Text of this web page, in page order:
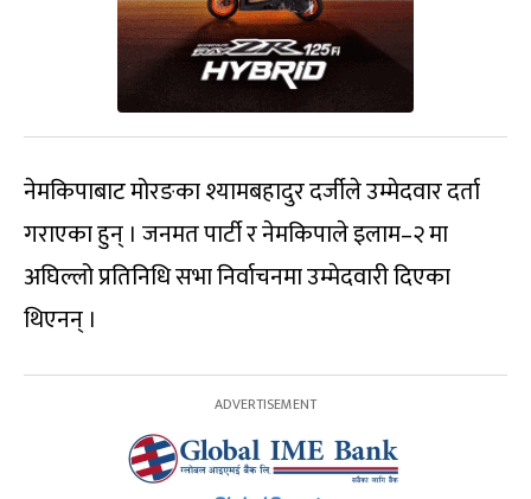
नेमकिपाबाट मोरङका श्यामबहादुर दर्जीले उम्मेदवार दर्ता
गराएका हुन् । जनमत पार्टी र नेमकिपाले इलाम–२ मा
अघिल्लो प्रतिनिधि सभा निर्वाचनमा उम्मेदवारी दिएका
थिएनन् ।